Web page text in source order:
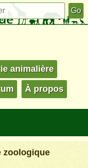
animalière
À propos
zoologique